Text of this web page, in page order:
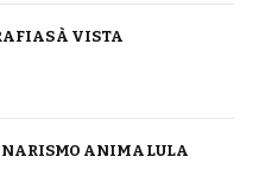
À VISTA
ANIMA LULA